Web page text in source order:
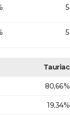
5
5
Tauriac
80,66%
19,34%